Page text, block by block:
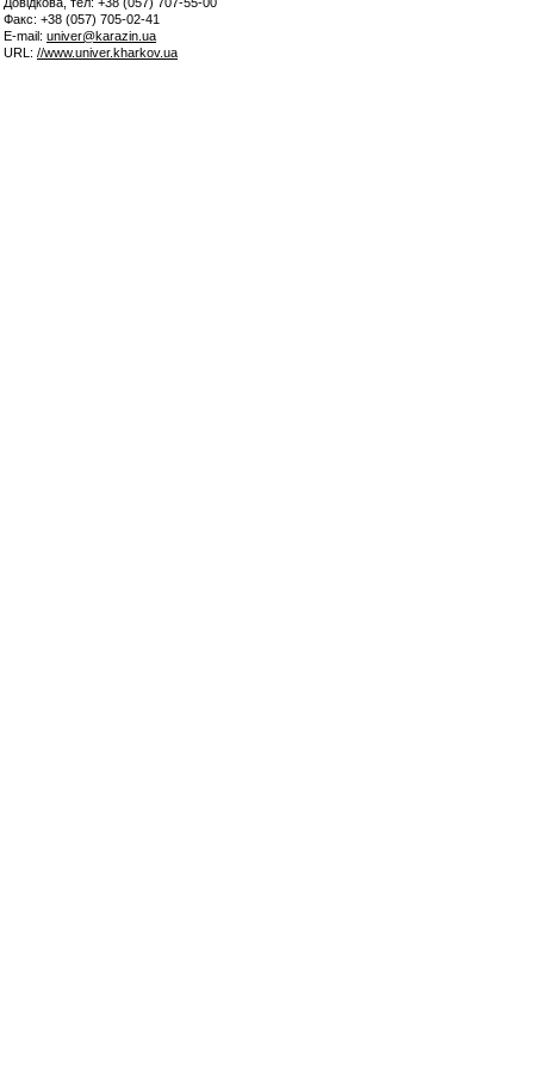
Факс: +38 (057) 705-02-41
E-mail: univer@karazin.ua
URL: //www.univer.kharkov.ua